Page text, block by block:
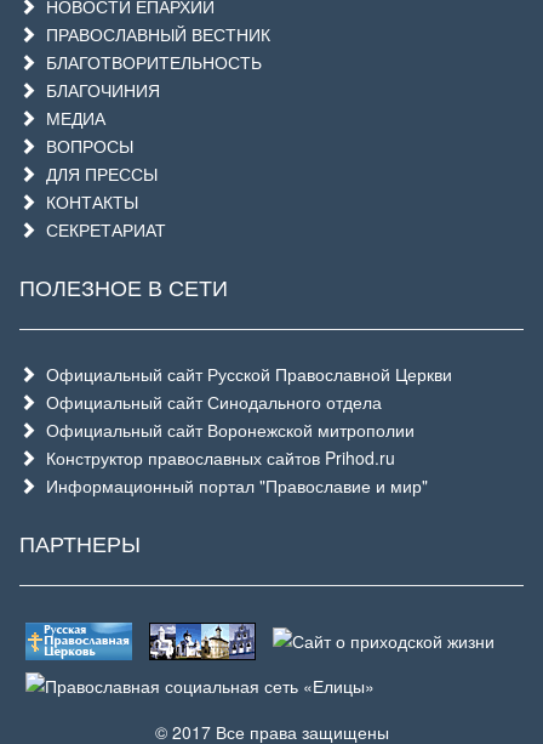
НОВОСТИ ЕПАРХИИ
ПРАВОСЛАВНЫЙ ВЕСТНИК
БЛАГОТВОРИТЕЛЬНОСТЬ
БЛАГОЧИНИЯ
МЕДИА
ВОПРОСЫ
ДЛЯ ПРЕССЫ
КОНТАКТЫ
СЕКРЕТАРИАТ
ПОЛЕЗНОЕ В СЕТИ
Официальный сайт Русской Православной Церкви
Официальный сайт Синодального отдела
Официальный сайт Воронежской митрополии
Конструктор православных сайтов Prihod.ru
Информационный портал "Православие и мир"
ПАРТНЕРЫ
© 2017 Все права защищены